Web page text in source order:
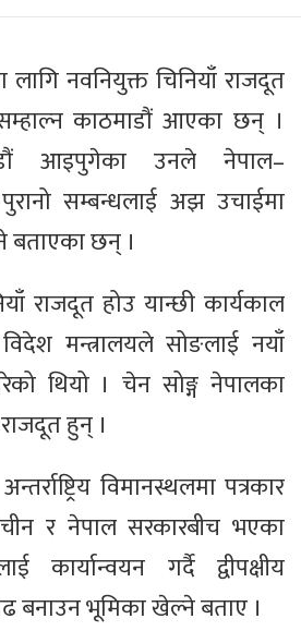
नवनियुक्त चिनियाँ राजदूत
काठमाडौं आएका छन् ।
आइपुगेका उनले नेपाल–
सम्बन्धलाई अझ उचाईमा
बताएका छन् ।
राजदूत होउ यान्छी कार्यकाल
मन्त्रालयले सोङलाई नयाँ
थियो । चेन सोङ्ग नेपालका
हुन् ।
विमानस्थलमा पत्रकार
र नेपाल सरकारबीच भएका
कार्यान्वयन गर्दै द्वीपक्षीय
बनाउन भूमिका खेल्ने बताए ।